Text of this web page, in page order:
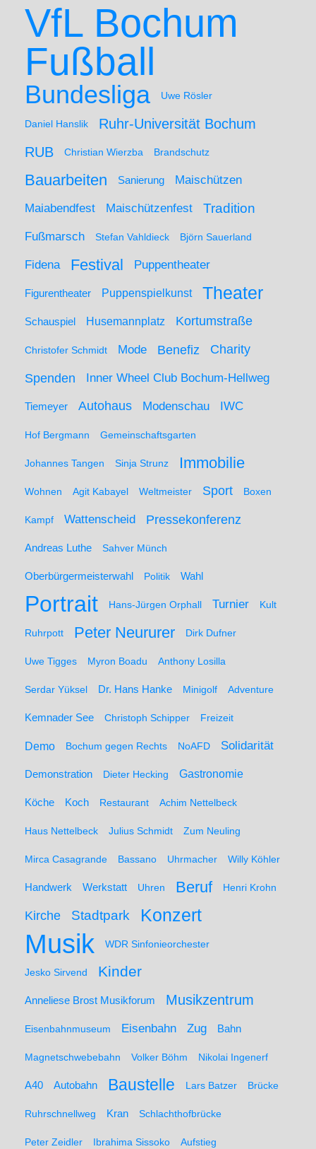
VfL Bochum
Fußball
Bundesliga Uwe Rösler
Daniel Hanslik
Ruhr-Universität Bochum
RUB
Christian Wierzba Brandschutz
Bauarbeiten Sanierung
Maischützen
Maiabendfest
Maischützenfest Tradition
Fußmarsch Stefan Vahldieck Björn Sauerland
Fidena Festival Puppentheater
Figurentheater Puppenspielkunst Theater
Schauspiel Husemannplatz Kortumstraße
Christofer Schmidt Mode Benefiz Charity
Spenden Inner Wheel Club Bochum-Hellweg
Tiemeyer Autohaus Modenschau IWC
Hof Bergmann Gemeinschaftsgarten
Johannes Tangen Sinja Strunz Immobilie
Wohnen Agit Kabayel Weltmeister Sport Boxen
Kampf Wattenscheid Pressekonferenz
Andreas Luthe Sahver Münch
Oberbürgermeisterwahl Politik Wahl
Portrait Hans-Jürgen Orphall Turnier Kult
Ruhrpott Peter Neururer Dirk Dufner
Uwe Tigges Myron Boadu Anthony Losilla
Serdar Yüksel Dr. Hans Hanke Minigolf Adventure
Kemnader See Christoph Schipper Freizeit
Demo Bochum gegen Rechts NoAFD Solidarität
Demonstration Dieter Hecking Gastronomie
Köche Koch Restaurant Achim Nettelbeck
Haus Nettelbeck Julius Schmidt Zum Neuling
Mirca Casagrande Bassano Uhrmacher Willy Köhler
Handwerk Werkstatt Uhren Beruf Henri Krohn
Kirche Stadtpark Konzert
Musik WDR Sinfonieorchester
Jesko Sirvend Kinder
Anneliese Brost Musikforum Musikzentrum
Eisenbahnmuseum Eisenbahn Zug Bahn
Magnetschwebebahn Volker Böhm Nikolai Ingenerf
A40 Autobahn Baustelle Lars Batzer Brücke
Ruhrschnellweg Kran Schlachthofbrücke
Peter Zeidler Ibrahima Sissoko Aufstieg